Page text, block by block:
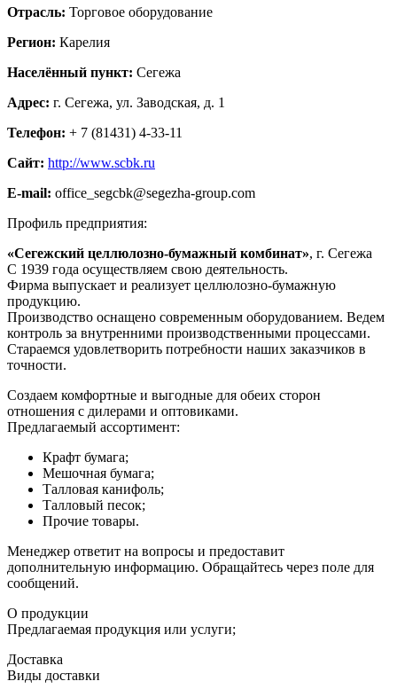
Отрасль: Торговое оборудование
Регион: Карелия
Населённый пункт: Сегежа
Адрес: г. Сегежа, ул. Заводская, д. 1
Телефон: + 7 (81431) 4-33-11
Сайт: http://www.scbk.ru
E-mail: office_segcbk@segezha-group.com
Профиль предприятия:
«Сегежский целлюлозно-бумажный комбинат», г. Сегежа
С 1939 года осуществляем свою деятельность.
Фирма выпускает и реализует целлюлозно-бумажную
продукцию.
Производство оснащено современным оборудованием. Ведем
контроль за внутренними производственными процессами.
Стараемся удовлетворить потребности наших заказчиков в
точности.
Создаем комфортные и выгодные для обеих сторон
отношения с дилерами и оптовиками.
Предлагаемый ассортимент:
Крафт бумага;
Мешочная бумага;
Талловая канифоль;
Талловый песок;
Прочие товары.
Менеджер ответит на вопросы и предоставит
дополнительную информацию. Обращайтесь через поле для
сообщений.
О продукции
Предлагаемая продукция или услуги;
Доставка
Виды доставки